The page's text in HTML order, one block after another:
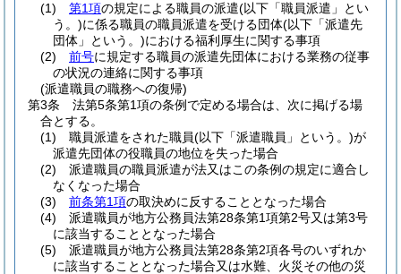
(1)
第1項の規定による職員の派遣(以下「職員派遣」とい
う。)に係る職員の職員派遣を受ける団体(以下「派遣先
団体」という。)における福利厚生に関する事項
(2)
前号に規定する職員の派遣先団体における業務の従事
の状況の連絡に関する事項
(派遣職員の職務への復帰)
第3条
法第5条第1項の条例で定める場合は、次に掲げる場
合とする。
(1)
職員派遣をされた職員(以下「派遣職員」という。)が
派遣先団体の役職員の地位を失った場合
(2)
派遣職員の職員派遣が法又はこの条例の規定に適合し
なくなった場合
(3)
前条第1項の取決めに反することとなった場合
(4)
派遣職員が地方公務員法第28条第1項第2号又は第3号
に該当することとなった場合
(5)
派遣職員が地方公務員法第28条第2項各号のいずれか
に該当することとなった場合又は水難、火災その他の災